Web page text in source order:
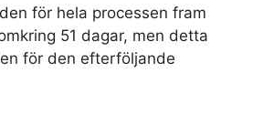
för hela processen fram
51 dagar, men detta
för den efterföljande